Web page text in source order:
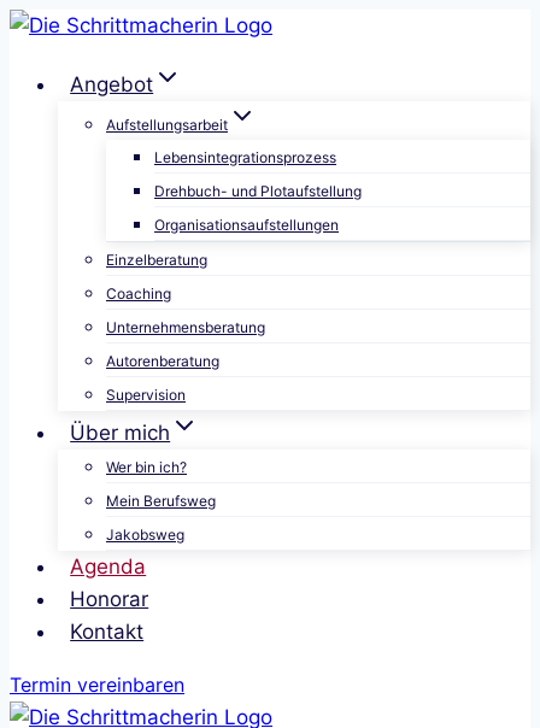
Skip
contentAngebot
Aufstellungsarbeit
Lebensintegrationsprozess
Drehbuch- und Plotaufstellung
Organisationsaufstellungen
Einzelberatung
Coaching
Unternehmensberatung
Autorenberatung
Supervision
Über mich
Wer bin ich?
Mein Berufsweg
Jakobsweg
Agenda
Honorar
Kontakt
Termin vereinbaren